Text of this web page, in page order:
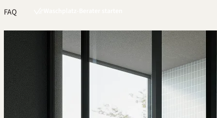
FAQ
Waschtische & Badmöbel · Individuell geplant
Fugenlose Waschtische und
Badmöbel nach Maß
Fugenlos. Maßgenau. Hochwertig.